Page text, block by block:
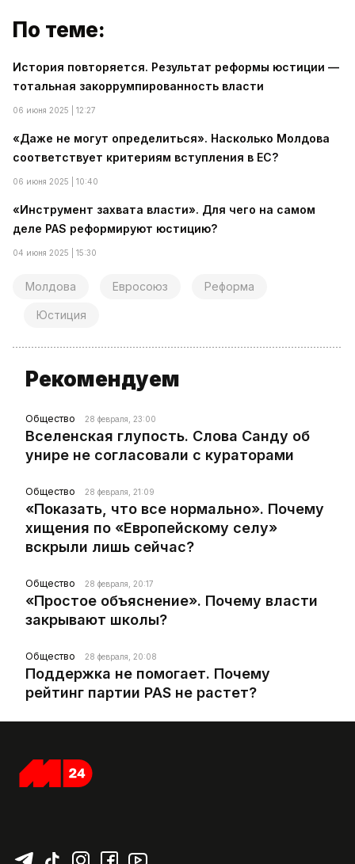
По теме:
История повторяется. Результат реформы юстиции —
тотальная закоррумпированность власти
06 июня 2025 | 12:27
«Даже не могут определиться». Насколько Молдова
соответствует критериям вступления в ЕС?
06 июня 2025 | 10:40
«Инструмент захвата власти». Для чего на самом
деле PAS реформируют юстицию?
04 июня 2025 | 15:30
Молдова Евросоюз Реформа
Юстиция
Рекомендуем
Общество 28 февраля, 23:00
Вселенская глупость. Слова Санду об
унире не согласовали с кураторами
Общество 28 февраля, 21:09
«Показать, что все нормально». Почему
хищения по «Европейскому селу»
вскрыли лишь сейчас?
Общество 28 февраля, 20:17
«Простое объяснение». Почему власти
закрывают школы?
Общество 28 февраля, 20:08
Поддержка не помогает. Почему
рейтинг партии PAS не растет?